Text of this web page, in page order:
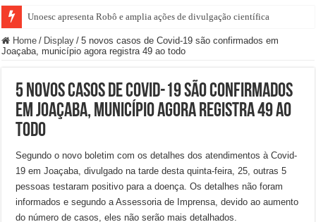
Unoesc apresenta Robô e amplia ações de divulgação científica
Home / Display / 5 novos casos de Covid-19 são confirmados em
Joaçaba, município agora registra 49 ao todo
5 novos casos de Covid-19 são confirmados
em Joaçaba, município agora registra 49 ao
todo
Segundo o novo boletim com os detalhes dos atendimentos à Covid-
19 em Joaçaba, divulgado na tarde desta quinta-feira, 25, outras 5
pessoas testaram positivo para a doença. Os detalhes não foram
informados e segundo a Assessoria de Imprensa, devido ao aumento
do número de casos, eles não serão mais detalhados.